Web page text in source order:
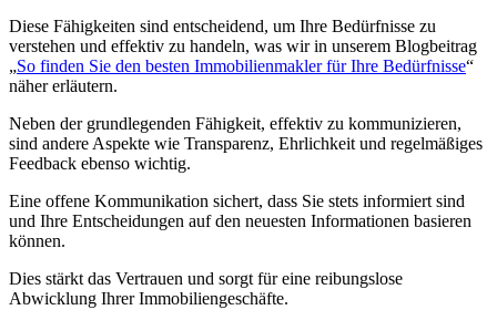
Diese Fähigkeiten sind entscheidend, um Ihre Bedürfnisse zu
verstehen und effektiv zu handeln, was wir in unserem Blogbeitrag
„So finden Sie den besten Immobilienmakler für Ihre Bedürfnisse“
näher erläutern.
Neben der grundlegenden Fähigkeit, effektiv zu kommunizieren,
sind andere Aspekte wie Transparenz, Ehrlichkeit und regelmäßiges
Feedback ebenso wichtig.
Eine offene Kommunikation sichert, dass Sie stets informiert sind
und Ihre Entscheidungen auf den neuesten Informationen basieren
können.
Dies stärkt das Vertrauen und sorgt für eine reibungslose
Abwicklung Ihrer Immobiliengeschäfte.